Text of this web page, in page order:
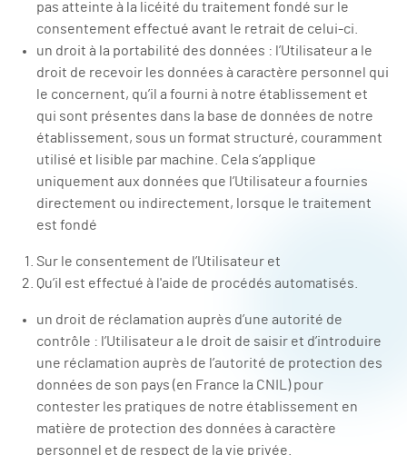
pas atteinte à la licéité du traitement fondé sur le
consentement effectué avant le retrait de celui-ci.
un droit à la portabilité des données : l’Utilisateur a le
droit de recevoir les données à caractère personnel qui
le concernent, qu’il a fourni à notre établissement et
qui sont présentes dans la base de données de notre
établissement, sous un format structuré, couramment
utilisé et lisible par machine. Cela s’applique
uniquement aux données que l’Utilisateur a fournies
directement ou indirectement, lorsque le traitement
est fondé
Sur le consentement de l’Utilisateur et
Qu’il est effectué à l'aide de procédés automatisés.
un droit de réclamation auprès d’une autorité de
contrôle : l’Utilisateur a le droit de saisir et d’introduire
une réclamation auprès de l’autorité de protection des
données de son pays (en France la CNIL) pour
contester les pratiques de notre établissement en
matière de protection des données à caractère
personnel et de respect de la vie privée.